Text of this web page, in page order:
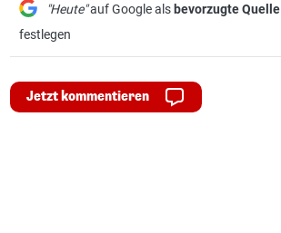
"Heute"auf Google als bevorzugte Quelle
festlegen
Jetzt kommentieren